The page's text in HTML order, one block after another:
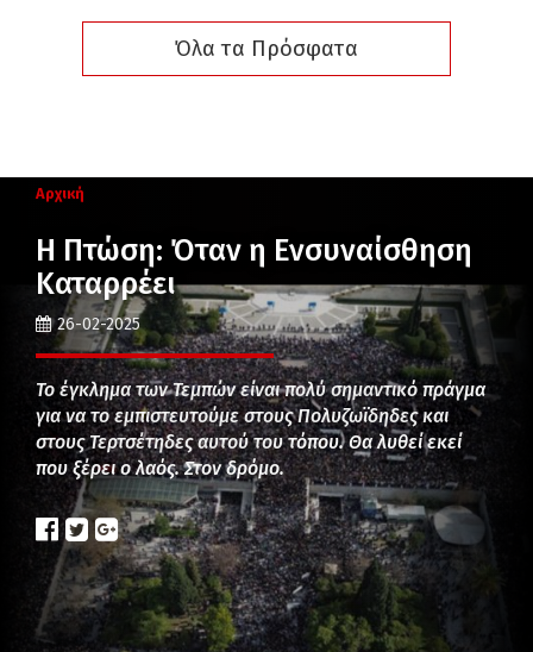
Όλα τα Πρόσφατα
Αρχική
Η Πτώση: Όταν η Ενσυναίσθηση
Καταρρέει
26-02-2025
Το έγκλημα των Τεμπών είναι πολύ σημαντικό πράγμα
για να το εμπιστευτούμε στους Πολυζωϊδηδες και
στους Τερτσέτηδες αυτού του τόπου. Θα λυθεί εκεί
που ξέρει ο λαός. Στον δρόμο.